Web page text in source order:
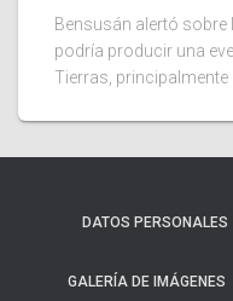
Bensusán alertó
podría producir una
Tierras,
DATOS PERSONALES
GALERÍA DE IMÁGENES